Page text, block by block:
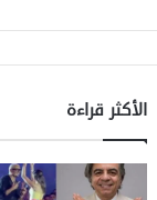
الأكثر قراءة